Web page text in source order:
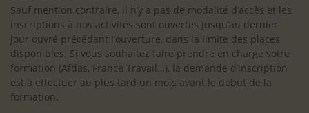
Sauf mention contraire, il n’y a pas de modalité d’accès et les
inscriptions à nos activités sont ouvertes jusqu’au dernier
jour ouvré précédant l’ouverture, dans la limite des places
disponibles. Si vous souhaitez faire prendre en charge votre
formation (Afdas, France Travail…), la demande d’inscription
est à effectuer au plus tard un mois avant le début de la
formation.